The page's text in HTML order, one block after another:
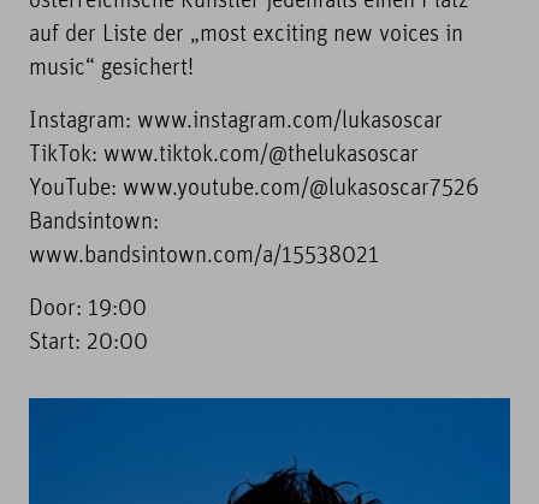
auf der Liste der „most exciting new voices in
music“ gesichert!
Instagram: www.instagram.com/lukasoscar
TikTok: www.tiktok.com/@thelukasoscar
YouTube: www.youtube.com/@lukasoscar7526
Bandsintown:
www.bandsintown.com/a/15538021
Door: 19:00
Start: 20:00